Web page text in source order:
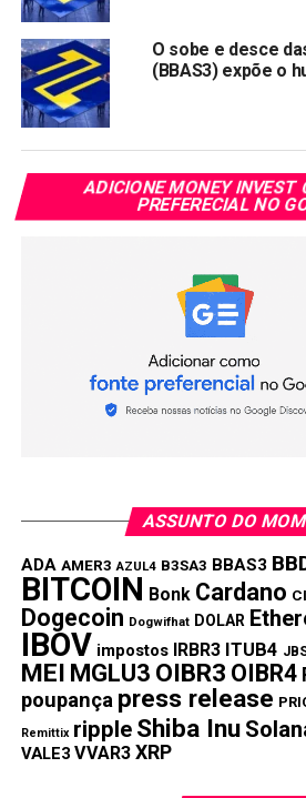
O sobe e desce
(BBAS3) expõe o
ADICIONE MONEY INVEST
PREFERECIAL NO
ASSUNTO DO
ADA AMER3 AZUL4 B3SA3 BBAS3
BITCOIN Bonk Cardano
Dogecoin Dogwifhat DOLAR
IBOV impostos IRBR3 ITUB4
MEI MGLU3 OIBR3 OIBR4
poupança press release
Remittix ripple Shiba Inu
VALE3 VVAR3 XRP